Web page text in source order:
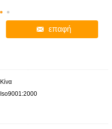
επαφή
Κίνα
Iso9001:2000